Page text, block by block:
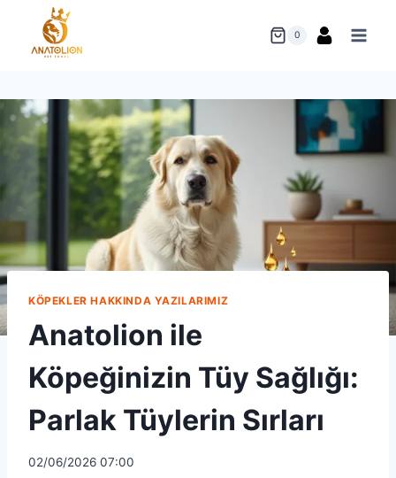
content
0
KÖPEKLER HAKKINDA YAZILARIMIZ
Anatolion ile
Köpeğinizin Tüy Sağlığı:
Parlak Tüylerin Sırları
02/06/2026 07:00